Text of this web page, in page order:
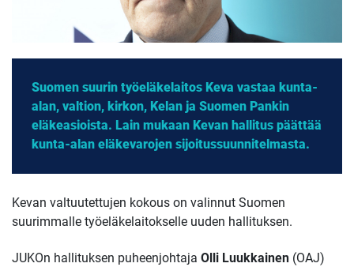
Suomen suurin työeläkelaitos Keva vastaa kunta-
alan, valtion, kirkon, Kelan ja Suomen Pankin
eläkeasioista. Lain mukaan Kevan hallitus päättää
kunta-alan eläkevarojen sijoitussuunnitelmasta.
Kevan valtuutettujen kokous on valinnut Suomen
suurimmalle työeläkelaitokselle uuden hallituksen.
JUKOn hallituksen puheenjohtaja Olli Luukkainen (OAJ)